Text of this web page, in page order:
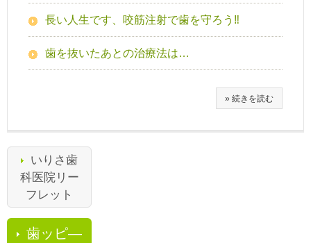
長い人生です、咬筋注射で歯を守ろう‼
歯を抜いたあとの治療法は…
» 続きを読む
いりさ歯
科医院リー
フレット
歯ッピ―